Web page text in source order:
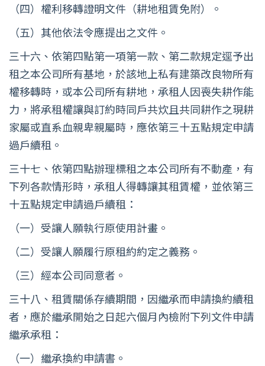
（四）權利移轉證明文件（耕地租賃免附）。
（五）其他依法令應提出之文件。
三十六、依第四點第一項第一款、第二款規定逕予出
租之本公司所有基地，於該地上私有建築改良物所有
權移轉時，或本公司所有耕地，承租人因喪失耕作能
力，將承租權讓與訂約時同戶共炊且共同耕作之現耕
家屬或直系血親卑親屬時，應依第三十五點規定申請
過戶續租。
三十七、依第四點辦理標租之本公司所有不動產，有
下列各款情形時，承租人得轉讓其租賃權，並依第三
十五點規定申請過戶續租：
（一）受讓人願執行原使用計畫。
（二）受讓人願履行原租約約定之義務。
（三）經本公司同意者。
三十八、租賃關係存續期間，因繼承而申請換約續租
者，應於繼承開始之日起六個月內檢附下列文件申請
繼承承租：
（一）繼承換約申請書。